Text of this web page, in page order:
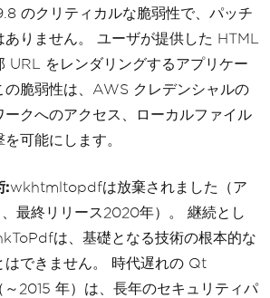
のクリティカルな脆弱性で、パッチ
りません。 ユーザが提供した HTML
URL をレンダリングするアプリケー
の脆弱性は、AWS クレデンシャルの
ークへのアクセス、ローカルファイル
可能にします。
:wkhtmltopdfは放棄されました（ア
最終リリース2020年）。 継続とし
は、基礎となる技術の根本的な
はできません。 時代遅れの Qt
2015 年）は、長年のセキュリティパ